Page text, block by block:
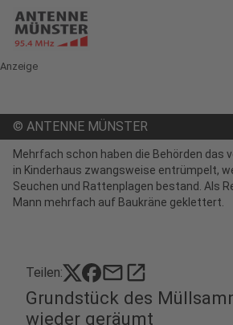
Anzeige
© ANTENNE MÜNSTER
Mehrfach schon haben die Behörden das
in Kinderhaus zwangsweise entrümpelt,
Seuchen und Rattenplagen bestand. Als
Mann mehrfach auf Baukräne geklettert.
Teilen: mailopen_in_new
Grundstück des
wieder geräumt